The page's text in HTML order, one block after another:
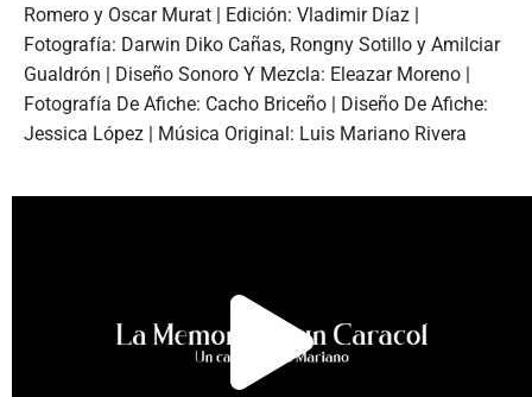
Romero y Oscar Murat | Edición: Vladimir Díaz |
Fotografía: Darwin Diko Cañas, Rongny Sotillo y Amilciar
Gualdrón | Diseño Sonoro Y Mezcla: Eleazar Moreno |
Fotografía De Afiche: Cacho Briceño | Diseño De Afiche:
Jessica López | Música Original: Luis Mariano Rivera